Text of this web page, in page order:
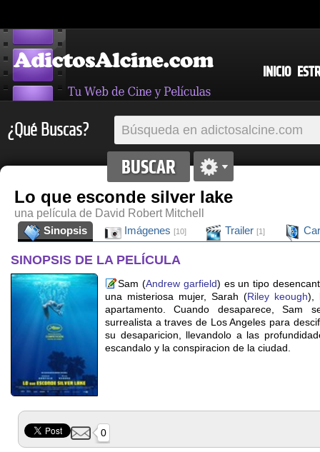
INICIO
¿Qué Buscas?
Lo que esconde silver lake
una película de David Robert Mitchell
Sinopsis
Imágenes [10] Trailer [1]
SINOPSIS DE LA PELÍCULA
Sam (Andrew garfield) es un tipo
una misteriosa mujer, Sarah (Riley keough),
apartamento. Cuando desaparece, Sam
surrealista a traves de Los Angeles para
su desaparicion, llevandolo a las
escandalo y la conspiracion de la ciudad.
0